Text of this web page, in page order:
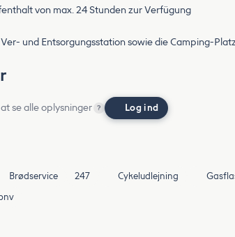
von max. 24 Stunden zur Verfügung
und Entsorgungsstation sowie die Camping-
se alle oplysninger ? Log ind
Brødservice 247 Cykeludlejning